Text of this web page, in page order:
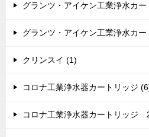
グランツ・アイケン工業浄水カ
グランツ・アイケン工業浄水カ
クリンスイ (1)
コロナ工業浄水器カートリッジ
コロナ工業浄水器カートリッジ